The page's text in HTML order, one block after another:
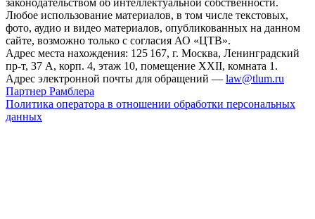
Любое использование материалов, в том числе текстовых,
фото, аудио и видео материалов, опубликованных на данном
сайте, возможно только с согласия АО «ЦТВ».
Адрес места нахождения: 125 167, г. Москва, Ленинградский
пр-т, 37 А, корп. 4, этаж 10, помещение XXII, комната 1.
Адрес электронной почты для обращений — law@tlum.ru
Партнер Рамблера
Политика оператора в отношении обработки персональных
данных